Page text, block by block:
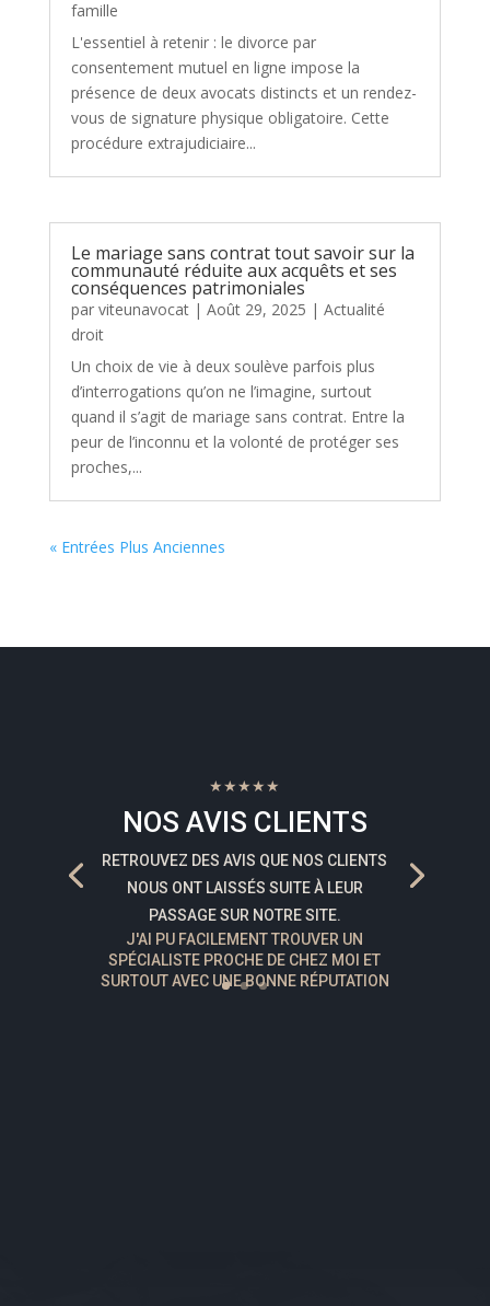
famille
L'essentiel à retenir : le divorce par
consentement mutuel en ligne impose la
présence de deux avocats distincts et un rendez-
vous de signature physique obligatoire. Cette
procédure extrajudiciaire...
Le mariage sans contrat tout savoir sur la
communauté réduite aux acquêts et ses
conséquences patrimoniales
par viteunavocat| Août 29, 2025 | Actualité
droit
Un choix de vie à deux soulève parfois plus
d’interrogations qu’on ne l’imagine, surtout
quand il s’agit de mariage sans contrat. Entre la
peur de l’inconnu et la volonté de protéger ses
proches,...
« Entrées Plus Anciennes
★★★★★
NOS AVIS CLIENTS
RETROUVEZ DES AVIS QUE NOS CLIENTS
NOUS ONT LAISSÉS SUITE À LEUR
PASSAGE SUR NOTRE SITE.
J'AI PU FACILEMENT TROUVER UN
SPÉCIALISTE PROCHE DE CHEZ MOI ET
SURTOUT AVEC UNE BONNE RÉPUTATION